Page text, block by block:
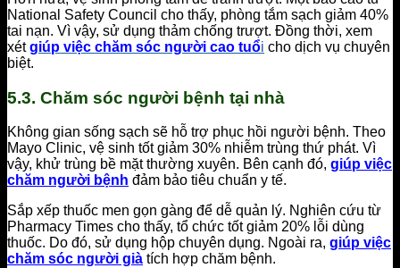
National Safety Council cho thấy, phòng tắm sạch giảm 40%
tai nạn. Vì vậy, sử dụng thảm chống trượt. Đồng thời, xem
xétgiúp việc chăm sóc người cao tuổi cho dịch vụ chuyên
biệt.
5.3. Chăm sóc người bệnh tại nhà
Không gian sống sạch sẽ hỗ trợ phục hồi người bệnh. Theo
Mayo Clinic, vệ sinh tốt giảm 30% nhiễm trùng thứ phát. Vì
vậy, khử trùng bề mặt thường xuyên. Bên cạnh đó, giúp việc
chăm người bệnh đảm bảo tiêu chuẩn y tế.
Sắp xếp thuốc men gọn gàng để dễ quản lý. Nghiên cứu từ
Pharmacy Times cho thấy, tổ chức tốt giảm 20% lỗi dùng
thuốc. Do đó, sử dụng hộp chuyên dụng. Ngoài ra, giúp việc
chăm sóc người già tích hợp chăm bệnh.